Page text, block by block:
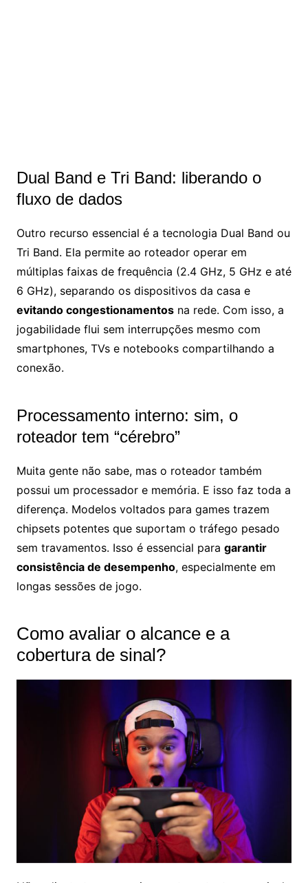
Dual Band e Tri Band: liberando o
fluxo de dados
Outro recurso essencial é a tecnologia Dual Band ou
Tri Band. Ela permite ao roteador operar em
múltiplas faixas de frequência (2.4 GHz, 5 GHz e até
6 GHz), separando os dispositivos da casa e
evitando congestionamentosna rede. Com isso, a
jogabilidade flui sem interrupções mesmo com
smartphones, TVs e notebooks compartilhando a
conexão.
Processamento interno: sim, o
roteador tem “cérebro”
Muita gente não sabe, mas o roteador também
possui um processador e memória. E isso faz toda a
diferença. Modelos voltados para games trazem
chipsets potentes que suportam o tráfego pesado
sem travamentos. Isso é essencial para garantir
consistência de desempenho, especialmente em
longas sessões de jogo.
Como avaliar o alcance e a
cobertura de sinal?